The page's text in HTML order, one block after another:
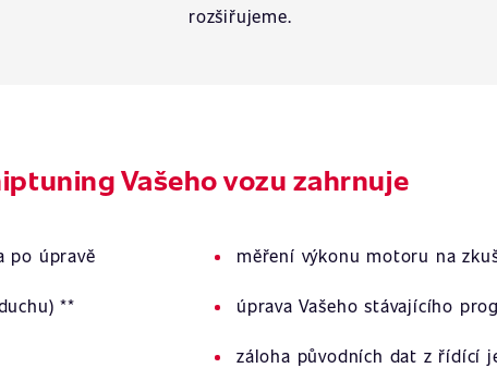
rozšiřujeme.
Vašeho vozu zahrnuje
po úpravě měření výkonu motoru na
** úprava Vašeho stávajícího
záloha původních dat z řídící